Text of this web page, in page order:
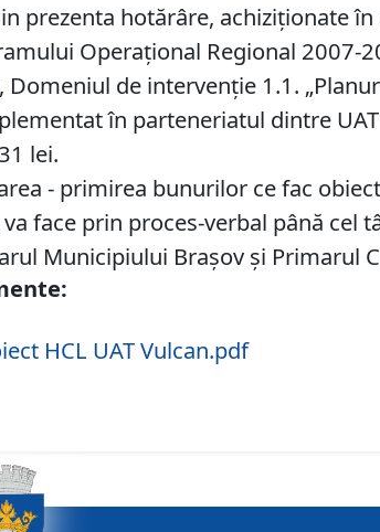
prezenta hotărâre, achiziționate
Operaţional Regional 2007-
Domeniul de intervenţie 1.1.
în parteneriatul dintre
lei.
- primirea bunurilor ce fac
face prin proces-verbal până cel
Municipiului Braşov şi Primarul
HCL UAT Vulcan.pdf